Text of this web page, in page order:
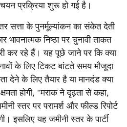
प्रक्रिया शुरू हो गई है।
सत्ता के पुनर्मूल्यांकन का संकेत देती
भावनात्मक निष्ठा पर चुनावी ताकत
कर रहे हैं। यह पूछे जाने पर कि क्या
के लिए टिकट बांटते समय मौजूदा
देने के लिए तैयार है या मानदंड क्या
होगी, "मराक ने दृढ़ता से कहा,
स्तर पर परामर्श और फील्ड रिपोर्ट
इसलिए यह जमीनी स्तर के पार्टी